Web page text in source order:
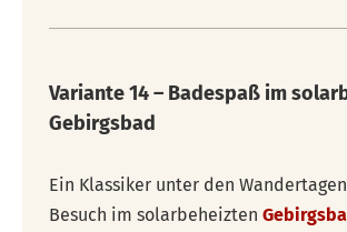
Variante 14 – Badespaß im
Gebirgsbad
Ein Klassiker unter den
Besuch im solarbeheizten